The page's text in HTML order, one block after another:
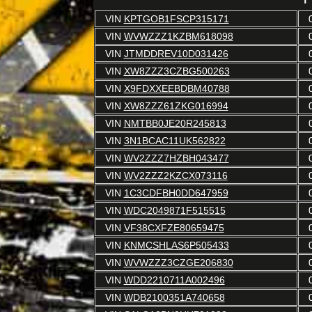
VIN KPTGOB1FSCP315171
VIN WVWZZZ1KZBM618098
VIN JTMDDREV10D031426
VIN XW8ZZZ3CZBG500263
VIN X9FDXXEEBDBM40788
VIN XW8ZZZ61ZKG016994
VIN NMTBB0JE20R245813
VIN 3N1BCAC11UK562822
VIN WV2ZZZ7HZBH043477
VIN WV2ZZZ2KZCX073116
VIN 1C3CDFBH0DD647959
VIN WDC2049871F515515
VIN VF38CXFZE80659475
VIN KNMCSHLAS6P505433
VIN WVWZZZ3CZGE206830
VIN WDD2210711A002496
VIN WDB2100351A740658